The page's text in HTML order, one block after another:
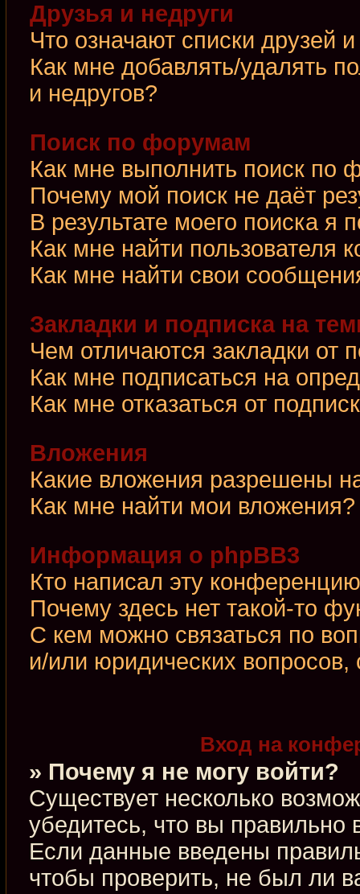
Друзья и недруги
Что означают списки друзей
Как мне добавлять/удалять
и недругов?
Поиск по форумам
Как мне выполнить поиск
Почему мой поиск не даёт
В результате моего поиска я
Как мне найти пользователя
Как мне найти свои
Закладки и подписка на
Чем отличаются закладки от
Как мне подписаться на
Как мне отказаться от
Вложения
Какие вложения разрешены
Как мне найти мои вложения?
Информация о phpBB3
Кто написал эту
Почему здесь нет такой-то
С кем можно связаться по
и/или юридических
Вход на
» Почему я не могу войти?
Существует несколько
убедитесь, что вы правильно
Если данные введены
чтобы проверить, не был ли